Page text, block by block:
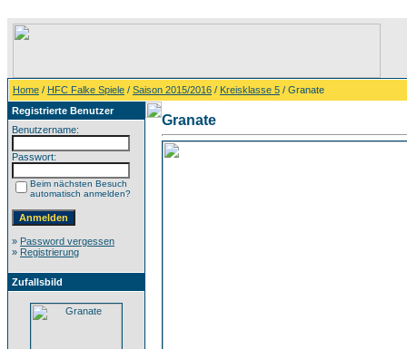
Home / HFC Falke Spiele / Saison 2015/2016 / Kreisklasse 5 / Granate
Registrierte Benutzer
Benutzername:
Passwort:
Beim nächsten Besuch
automatisch anmelden?
» Password vergessen
» Registrierung
Zufallsbild
Granate